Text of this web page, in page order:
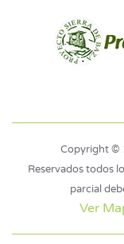
Copyright ©
Reservados todos
parcial
Ver